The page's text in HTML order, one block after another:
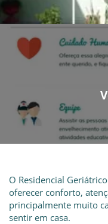
O Residencial
oferecer conforto,
principalmente muito
sentir em casa.